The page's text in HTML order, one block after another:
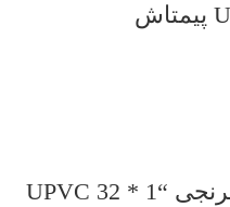
مهره ماسوره یکسر دنده برنجی “1 * 32 UPVC